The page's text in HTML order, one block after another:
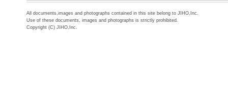
All documents,images and photographs contained in this site belong to JIHO,Inc.
Use of these documents, images and photographs is strictly prohibited.
Copyright (C) JIHO,Inc.